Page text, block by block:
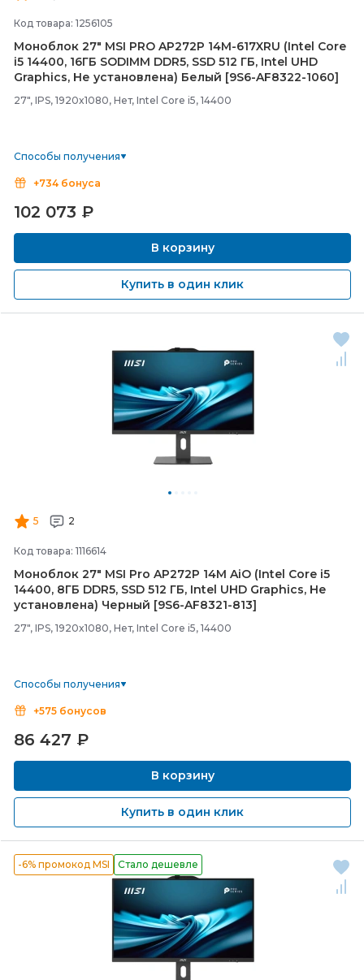
Код товара: 1256105
Моноблок 27" MSI PRO AP272P 14M-617XRU (Intel Core
i5 14400, 16ГБ SODIMM DDR5, SSD 512 ГБ, Intel UHD
Graphics, Не установлена) Белый [9S6-AF8322-1060]
27", IPS, 1920x1080, Нет, Intel Core i5, 14400
Способы получения
+734 бонуса
102 073 ₽
В корзину
Купить в один клик
5 2
Код товара: 1116614
Моноблок 27" MSI Pro AP272P 14M AiO (Intel Core i5
14400, 8ГБ DDR5, SSD 512 ГБ, Intel UHD Graphics, Не
установлена) Черный [9S6-AF8321-813]
27", IPS, 1920x1080, Нет, Intel Core i5, 14400
Способы получения
+575 бонусов
86 427 ₽
В корзину
Купить в один клик
-6% промокод MSI Стало дешевле